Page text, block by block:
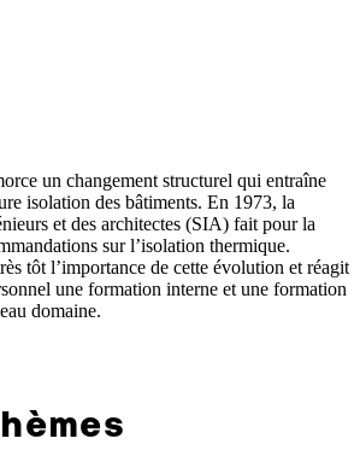
un changement structurel qui entraîne
isolation des bâtiments. En 1973, la
et des architectes (SIA) fait pour la
sur l’isolation thermique.
tôt l’importance de cette évolution et réagit
une formation interne et une formation
domaine.